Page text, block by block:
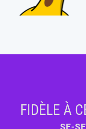
FIDÈLE À
SE-